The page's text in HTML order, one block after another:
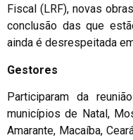
Fiscal (LRF), novas
conclusão das que
ainda é desrespeitada
Gestores
Participaram da
municípios de Natal,
Amarante, Macaíba,